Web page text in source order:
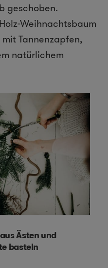
geschoben.
Weihnachtsbaum
Tannenzapfen,
natürlichem
Ästen und
basteln